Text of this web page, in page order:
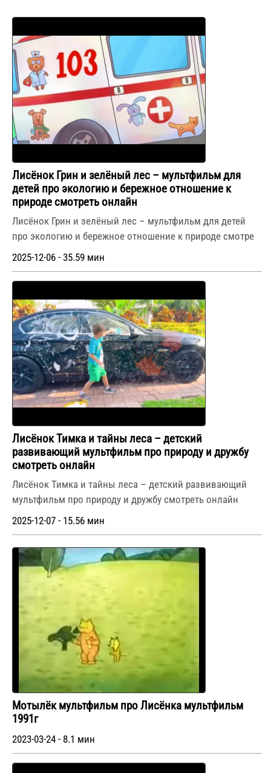
Лисёнок Грин и зелёный лес – мультфильм для
детей про экологию и бережное отношение к
природе смотреть онлайн
Лисёнок Грин и зелёный лес – мультфильм для детей
про экологию и бережное отношение к природе смотре
2025-12-06 - 35.59 мин
Лисёнок Тимка и тайны леса – детский
развивающий мультфильм про природу и дружбу
смотреть онлайн
Лисёнок Тимка и тайны леса – детский развивающий
мультфильм про природу и дружбу смотреть онлайн
2025-12-07 - 15.56 мин
Мотылёк мультфильм про Лисёнка мультфильм
1991г
2023-03-24 - 8.1 мин